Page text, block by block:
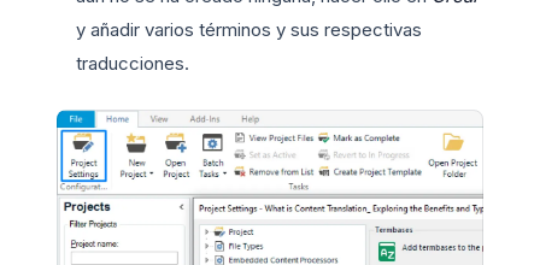
y añadir varios términos y sus respectivas
traducciones.